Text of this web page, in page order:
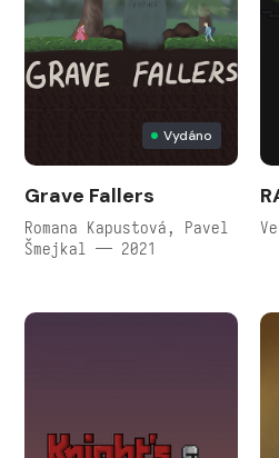
Vydáno
Grave Fallers
Romana Kapustová, Pavel
Šmejkal — 2021